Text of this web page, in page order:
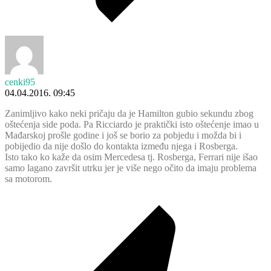
cenki95
04.04.2016. 09:45
Zanimljivo kako neki pričaju da je Hamilton gubio sekundu zbog
oštećenja side poda. Pa Ricciardo je praktički isto oštećenje imao u
Mađarskoj prošle godine i još se borio za pobjedu i možda bi i
pobijedio da nije došlo do kontakta između njega i Rosberga.
Isto tako ko kaže da osim Mercedesa tj. Rosberga, Ferrari nije išao
samo lagano završit utrku jer je više nego očito da imaju problema
sa motorom.